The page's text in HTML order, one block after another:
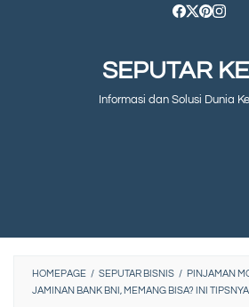
SEPUTAR
Informasi dan Solusi Dunia
HOMEPAGE / SEPUTAR BISNIS / PINJAMAN
JAMINAN BANK BNI, MEMANG BISA? INI